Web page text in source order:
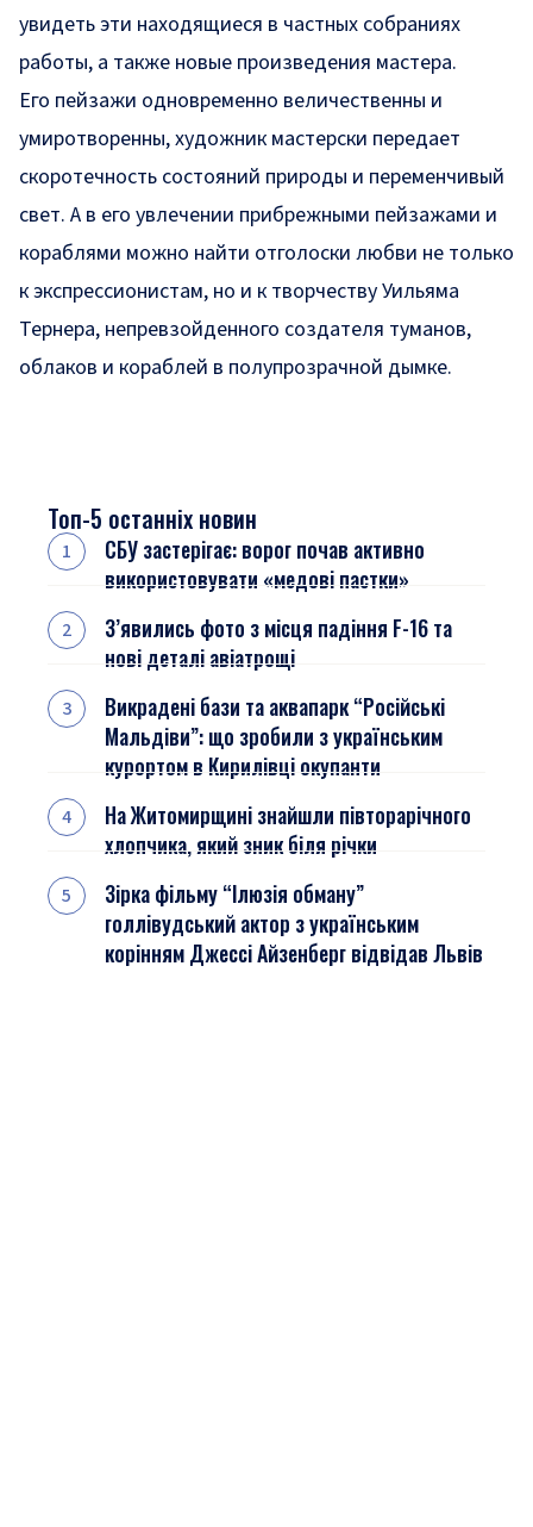
увидеть эти находящиеся в частных собраниях
работы, а также новые произведения мастера.
Его пейзажи одновременно величественны и
умиротворенны, художник мастерски передает
скоротечность состояний природы и переменчивый
свет. А в его увлечении прибрежными пейзажами и
кораблями можно найти отголоски любви не только
к экспрессионистам, но и к творчеству Уильяма
Тернера, непревзойденного создателя туманов,
облаков и кораблей в полупрозрачной дымке.
Топ-5 останніх новин
СБУ застерігає: ворог почав активно
використовувати «медові пастки»
З’явились фото з місця падіння F-16 та
нові деталі авіатрощі
Викрадені бази та аквапарк “Російські
Мальдіви”: що зробили з українським
курортом в Кирилівці окупанти
На Житомирщині знайшли півторарічного
хлопчика, який зник біля річки
Зірка фільму “Ілюзія обману”
голлівудський актор з українським
корінням Джессі Айзенберг відвідав Львів